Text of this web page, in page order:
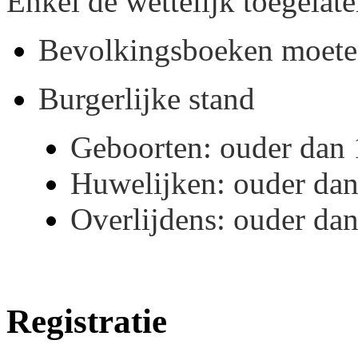
Bevolkingsboeken
Burgerlijke stand
Geboorten: ouder dan
Huwelijken: ouder
Overlijdens: ouder
Registratie